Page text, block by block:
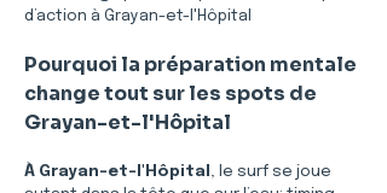
d’action à Grayan-et-l'Hôpital
Pourquoi la préparation mentale
change tout sur les spots de
Grayan-et-l'Hôpital
À Grayan-et-l'Hôpital , le surf se joue